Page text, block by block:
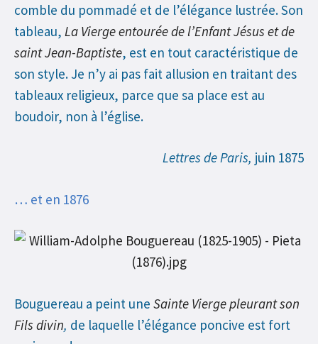
comble du pommadé et de l’élégance lustrée. Son
tableau, La Vierge entourée de l’Enfant Jésus et de
saint Jean-Baptiste, est en tout caractéristique de
son style. Je n’y ai pas fait allusion en traitant des
tableaux religieux, parce que sa place est au
boudoir, non à l’église.
Lettres de Paris, juin 1875
… et en 1876
Bouguereau a peint une Sainte Vierge pleurant son
Fils divin, de laquelle l’élégance poncive est fort